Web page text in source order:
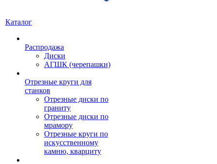
Каталог
Распродажа
Диски
АГШК (черепашки)
Отрезные круги для
станков
Отрезные диски по
граниту
Отрезные диски по
мрамору
Отрезные круги по
искусственному
камню, кварциту